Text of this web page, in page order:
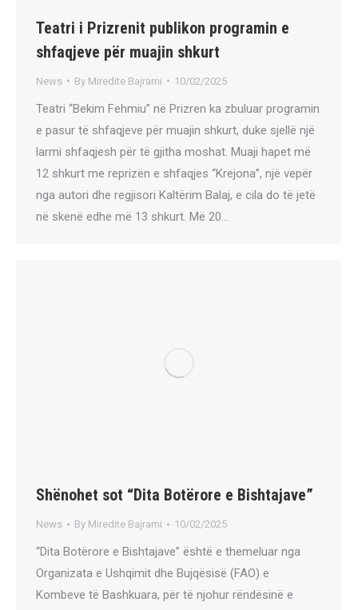
Teatri i Prizrenit publikon programin e
shfaqjeve për muajin shkurt
News By Miredite Bajrami 10/02/2025
Teatri “Bekim Fehmiu” në Prizren ka zbuluar programin
e pasur të shfaqjeve për muajin shkurt, duke sjellë një
larmi shfaqjesh për të gjitha moshat. Muaji hapet më
12 shkurt me reprizën e shfaqjes “Krejona”, një vepër
nga autori dhe regjisori Kaltërim Balaj, e cila do të jetë
në skenë edhe më 13 shkurt. Më 20…
Shënohet sot “Dita Botërore e Bishtajave”
News By Miredite Bajrami 10/02/2025
“Dita Botërore e Bishtajave” është e themeluar nga
Organizata e Ushqimit dhe Bujqësisë (FAO) e
Kombeve të Bashkuara, për të njohur rëndësinë e